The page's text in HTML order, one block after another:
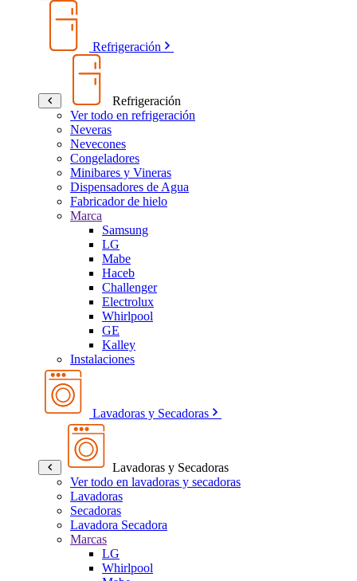
Refrigeración
Refrigeración
Ver todo en refrigeración
Neveras
Nevecones
Congeladores
Minibares y Vineras
Dispensadores de Agua
Fabricador de hielo
Marca
Samsung
LG
Mabe
Haceb
Challenger
Electrolux
Whirlpool
GE
Kalley
Instalaciones
Lavadoras y Secadoras
Lavadoras y Secadoras
Ver todo en lavadoras y secadoras
Lavadoras
Secadoras
Lavadora Secadora
Marcas
LG
Whirlpool